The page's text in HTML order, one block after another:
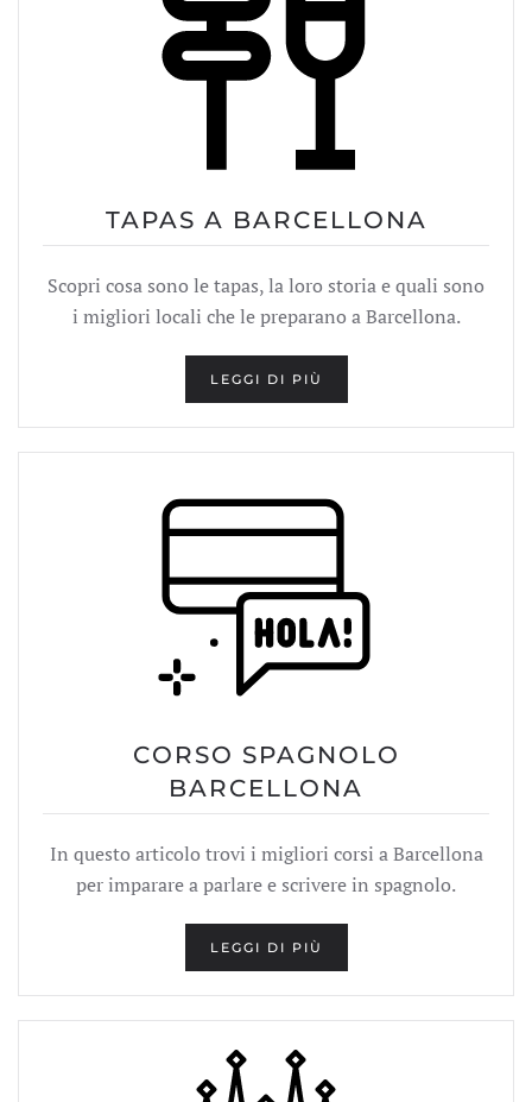
TAPAS A BARCELLONA
Scopri cosa sono le tapas, la loro storia e quali sono
i migliori locali che le preparano a Barcellona.
LEGGI DI PIÙ
CORSO SPAGNOLO
BARCELLONA
In questo articolo trovi i migliori corsi a Barcellona
per imparare a parlare e scrivere in spagnolo.
LEGGI DI PIÙ